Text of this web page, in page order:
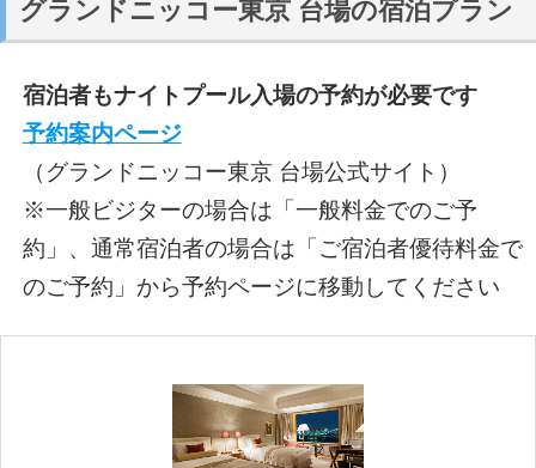
グランドニッコー東京 台場の宿泊プラン
宿泊者もナイトプール入場の予約が必要です
予約案内ページ
（グランドニッコー東京 台場公式サイト）
※一般ビジターの場合は「一般料金でのご予
約」、通常宿泊者の場合は「ご宿泊者優待料金で
のご予約」から予約ページに移動してください